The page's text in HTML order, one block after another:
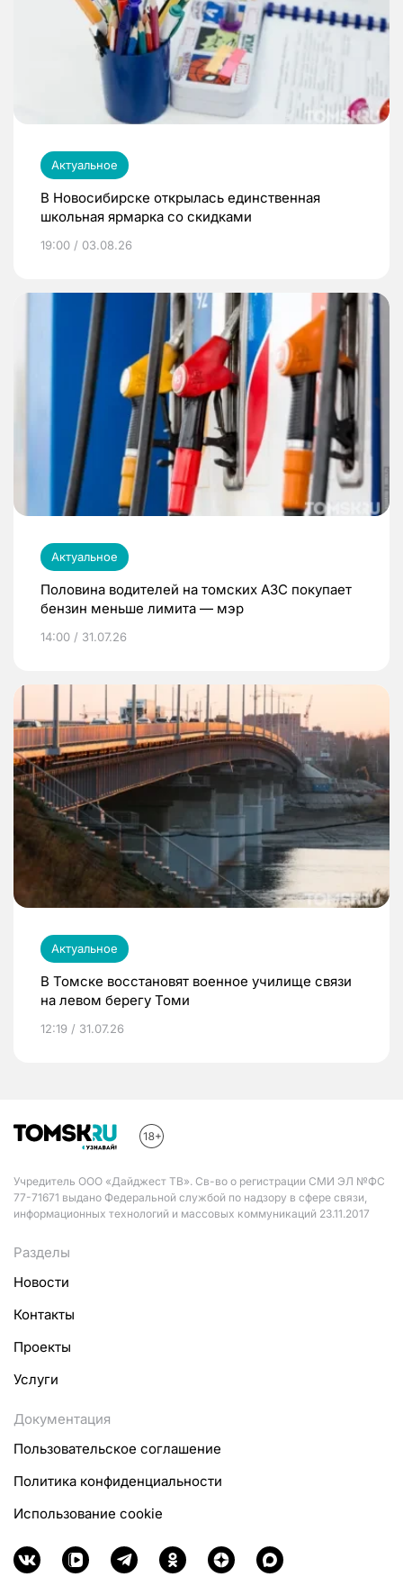
Актуальное
В Новосибирске открылась единственная
школьная ярмарка со скидками
19:00 / 03.08.26
Актуальное
Половина водителей на томских АЗС покупает
бензин меньше лимита — мэр
14:00 / 31.07.26
Актуальное
В Томске восстановят военное училище связи
на левом берегу Томи
12:19 / 31.07.26
Учредитель ООО «Дайджест ТВ». Св-во о регистрации СМИ ЭЛ №ФС
77-71671 выдано Федеральной службой по надзору в сфере связи,
информационных технологий и массовых коммуникаций 23.11.2017
Разделы
Новости
Контакты
Проекты
Услуги
Документация
Пользовательское соглашение
Политика конфиденциальности
Использование cookie